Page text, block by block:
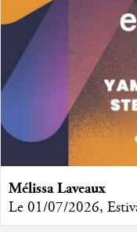
Mélissa Laveaux
Le 01/07/2026,